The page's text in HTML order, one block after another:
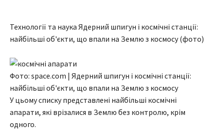
Технології та наука Ядерний шпигун і космічні станції:
найбільші об'єкти, що впали на Землю з космосу (фото)
Фото: space.com | Ядерний шпигун і космічні станції:
найбільші об'єкти, що впали на Землю з космосу
У цьому списку представлені найбільші космічні
апарати, які врізалися в Землю без контролю, крім
одного.